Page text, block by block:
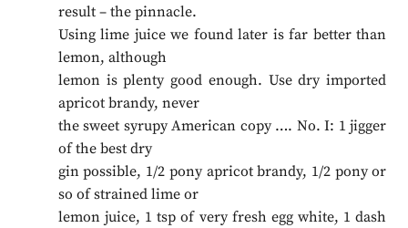
result – the pinnacle.
Using lime juice we found later is far better than
lemon, although
lemon is plenty good enough. Use dry imported
apricot brandy, never
the sweet syrupy American copy …. No. I: 1 jigger
of the best dry
gin possible, 1/2 pony apricot brandy, 1/2 pony or
so of strained lime or
lemon juice, 1 tsp of very fresh egg white, 1 dash